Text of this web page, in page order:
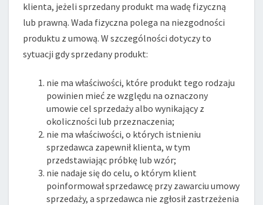
klienta, jeżeli sprzedany produkt ma wadę fizyczną
lub prawną. Wada fizyczna polega na niezgodności
produktu z umową. W szczególności dotyczy to
sytuacji gdy sprzedany produkt:
nie ma właściwości, które produkt tego rodzaju
powinien mieć ze względu na oznaczony
umowie cel sprzedaży albo wynikający z
okoliczności lub przeznaczenia;
nie ma właściwości, o których istnieniu
sprzedawca zapewnił klienta, w tym
przedstawiając próbkę lub wzór;
nie nadaje się do celu, o którym klient
poinformował sprzedawcę przy zawarciu umowy
sprzedaży, a sprzedawca nie zgłosił zastrzeżenia